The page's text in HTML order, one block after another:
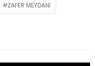
ZAFER MEYDANI